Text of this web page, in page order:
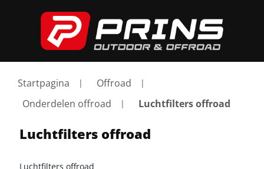
Startpagina
Offroad
Onderdelen offroad
Luchtfilters offroad
Luchtfilters offroad
Luchtfilters offroad